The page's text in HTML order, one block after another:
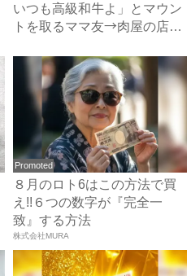
いつも高級和牛よ」とマウン
トを取るママ友→肉屋の店主
Promoted
８月のロト6はこの方法で買
え!!６つの数字が『完全一
致』する方法
株式会社MURA